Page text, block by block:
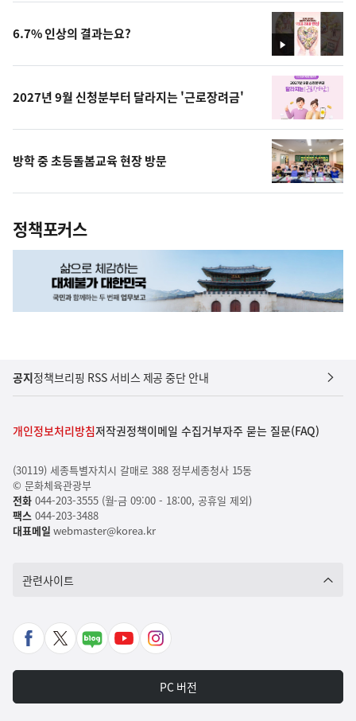
상
영
상
6.7% 인상의 결과는요?
2027년 9월 신청분부터 달라지는 '근로장려금'
방학 중 초등돌봄교육 현장 방문
정책포커스
공지정책브리핑 RSS 서비스 제공 중단 안내
개인정보처리방침저작권정책이메일 수집거부자주 묻는 질문(FAQ)
(30119) 세종특별자치시 갈매로 388 정부세종청사 15동
© 문화체육관광부
전화044-203-3555 (월-금 09:00 - 18:00, 공휴일 제외)
팩스044-203-3488
대표메일 webmaster@korea.kr
관련사이트
페
북
X
가
네
포
유
바
인
타
그
PC 버전